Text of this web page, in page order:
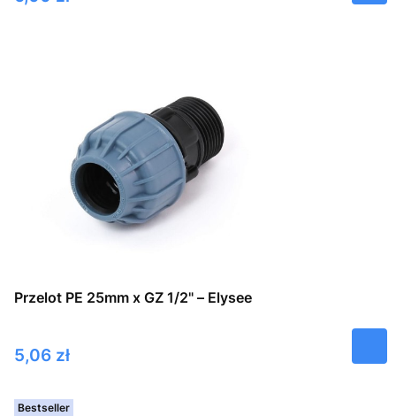
Przelot PE 25mm x GZ 1/2" – Elysee
Cena
5,06 zł
Bestseller